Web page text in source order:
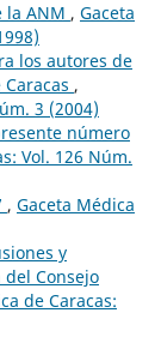
la ANM , Gaceta
los autores de
,
3 (2004)
número
Vol. 126 Núm.
, Gaceta Médica
y
del Consejo
de Caracas: